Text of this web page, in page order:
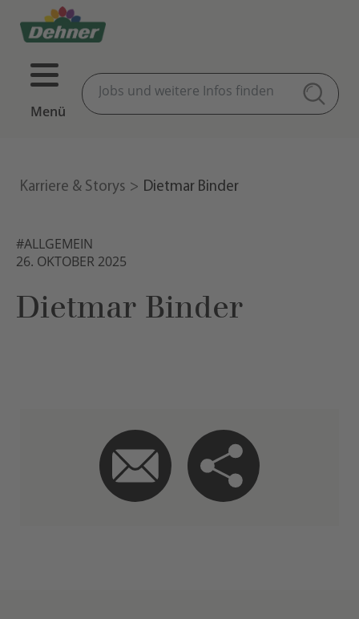
Menü
Karriere & Storys Dietmar Binder
#ALLGEMEIN
26. OKTOBER 2025
Dietmar Binder